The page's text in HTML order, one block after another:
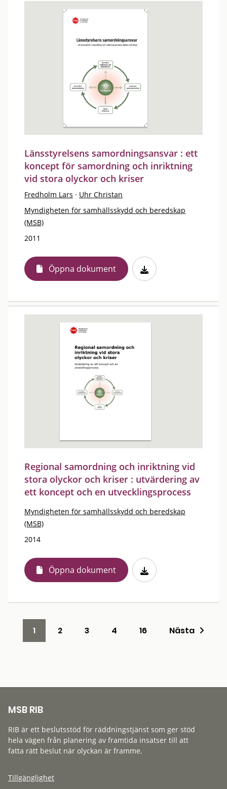
Länsstyrelsens samordningsansvar : ett
koncept för samordning och inriktning
vid stora olyckor och kriser
Fredholm Lars · Uhr Christan
Myndigheten för samhällsskydd och beredskap
(MSB)
2011
Öppna dokument
Regional samordning och inriktning vid
stora olyckor och kriser : utvärdering av
ett koncept och en utvecklingsprocess
Myndigheten för samhällsskydd och beredskap
(MSB)
2014
Öppna dokument
1 2 3 4 16 Nästa
MSB RIB
RIB är ett beslutsstöd för räddningstjänst som ger stöd
hela vägen från planering av framtida insatser till att
fatta rätt beslut när olyckan är framme.
Tillgänglighet